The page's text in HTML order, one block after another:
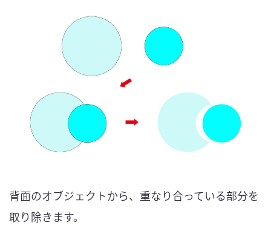
背面のオブジェクトから、重なり合っている部分を
取り除きます。